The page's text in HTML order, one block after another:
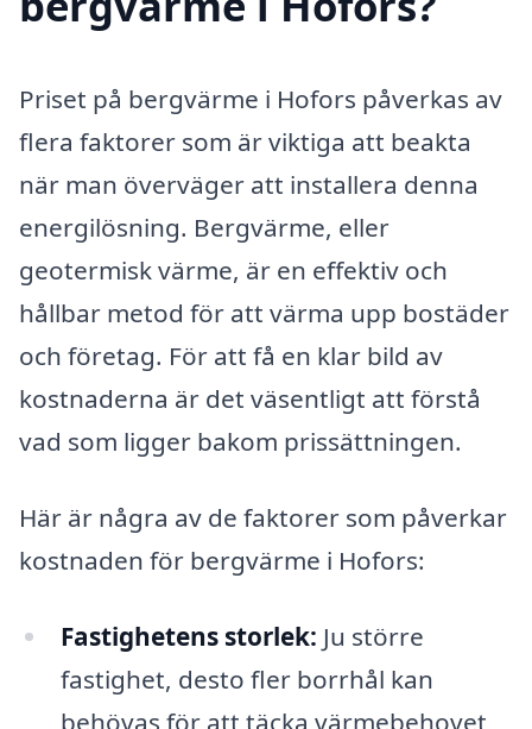
Priset på bergvärme i Hofors påverkas av
flera faktorer som är viktiga att beakta
när man överväger att installera denna
energilösning. Bergvärme, eller
geotermisk värme, är en effektiv och
hållbar metod för att värma upp bostäder
och företag. För att få en klar bild av
kostnaderna är det väsentligt att förstå
vad som ligger bakom prissättningen.
Här är några av de faktorer som påverkar
kostnaden för bergvärme i Hofors:
Fastighetens storlek: Ju större
fastighet, desto fler borrhål kan
behövas för att täcka värmebehovet,